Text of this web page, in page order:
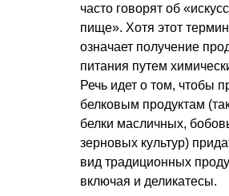
часто говорят об
пище». Хотя этот
означает получение
питания путем
Речь идет о том, чтобы
белковым продуктам
белки масличных,
зерновых культур)
вид традиционных
включая и деликатесы.